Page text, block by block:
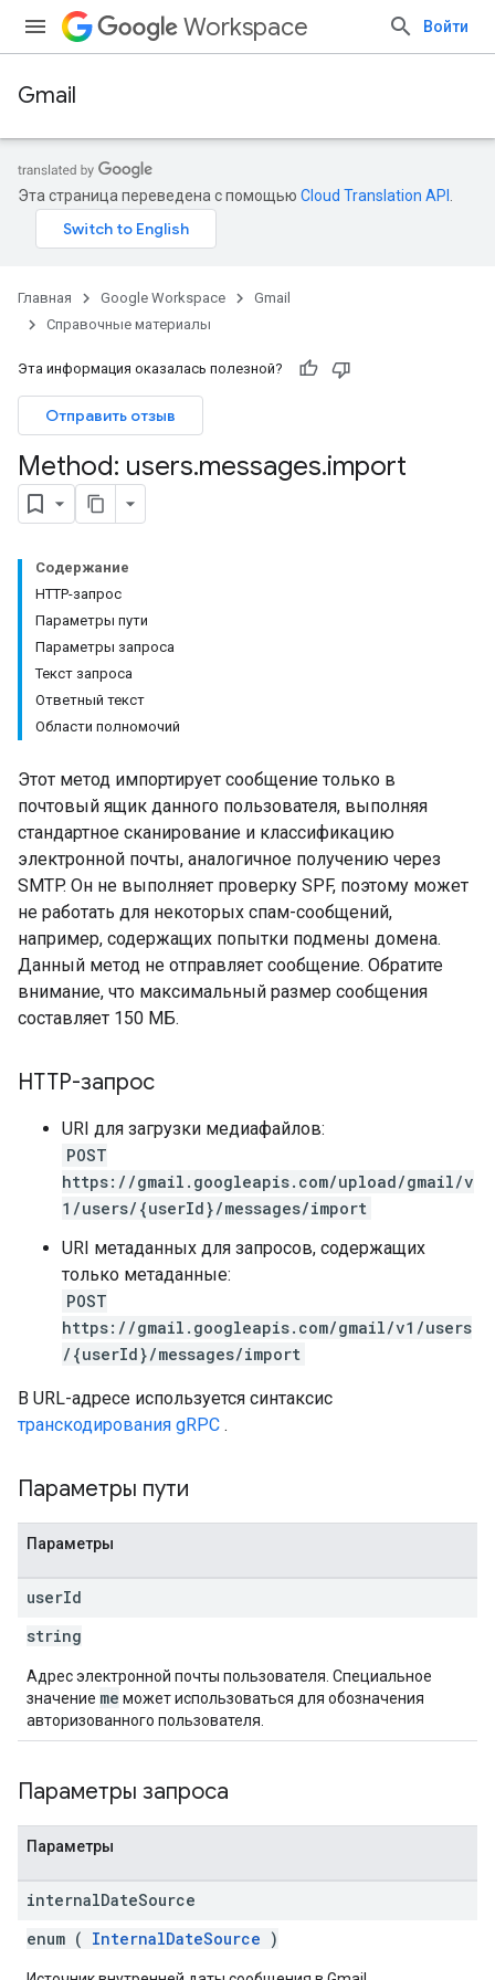
Workspace Войти
Gmail
Эта страница переведена с помощью Cloud Translation API
Главная Google Workspace
Gmail
Справочные материалы
Эта информация оказалась полезной?
Отправить отзыв
Method: users.messages.import
Содержание
HTTP-запрос
Параметры пути
Параметры запроса
Текст запроса
Ответный текст
Области полномочий
Этот метод импортирует сообщение только в
почтовый ящик данного пользователя, выполняя
стандартное сканирование и классификацию
электронной почты, аналогичное получению через
SMTP. Он не выполняет проверку SPF, поэтому может
не работать для некоторых спам-сообщений,
например, содержащих попытки подмены домена.
Данный метод не отправляет сообщение. Обратите
внимание, что максимальный размер сообщения
составляет 150 МБ.
HTTP-запрос
URI для загрузки медиафайлов:
POST
https://gmail.googleapis.com/upload/gmail/v
1/users/{userId}/messages/import
URI метаданных для запросов, содержащих
только метаданные:
POST
https://gmail.googleapis.com/gmail/v1/users
/{userId}/messages/import
В URL-адресе используется синтаксис
транскодирования gRPC .
Параметры пути
Параметры
userId
string
Адрес электронной почты пользователя. Специальное
значение me может использоваться для обозначения
авторизованного пользователя.
Параметры запроса
Параметры
internalDateSource
enum ( InternalDateSource )